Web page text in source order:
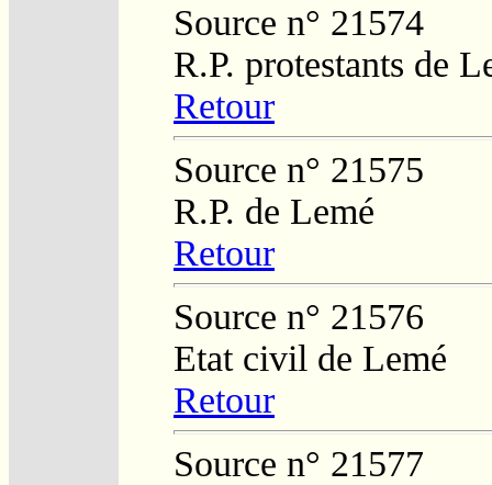
Source n° 21574
R.P. protestants de
Retour
Source n° 21575
R.P. de Lemé
Retour
Source n° 21576
Etat civil de Lemé
Retour
Source n° 21577